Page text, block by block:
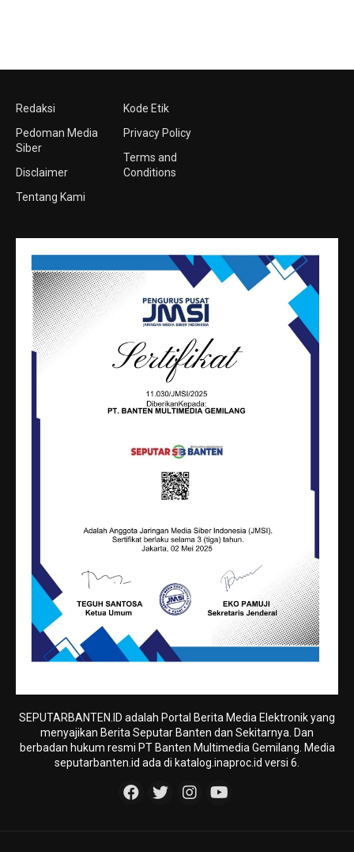
Redaksi
Pedoman Media
Siber
Disclaimer
Tentang Kami
Kode Etik
Privacy Policy
Terms and
Conditions
SEPUTARBANTEN.ID adalah Portal Berita Media Elektronik yang
menyajikan Berita Seputar Banten dan Sekitarnya. Dan
berbadan hukum resmi PT Banten Multimedia Gemilang. Media
seputarbanten.id ada di katalog.inaproc.id versi 6.